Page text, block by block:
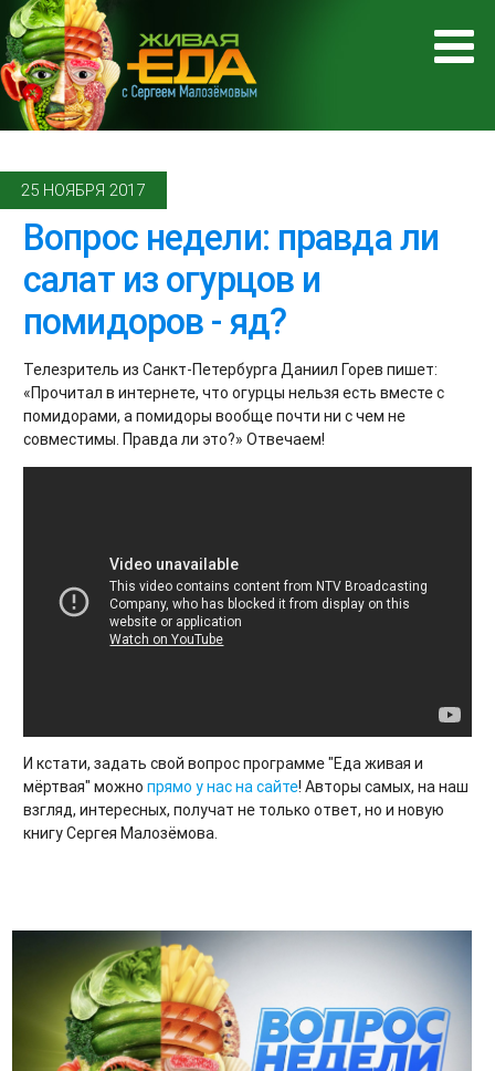
25 НОЯБРЯ 2017
Вопрос недели: правда ли
салат из огурцов и
помидоров - яд?
Телезритель из Санкт-Петербурга Даниил Горев пишет:
«Прочитал в интернете, что огурцы нельзя есть вместе с
помидорами, а помидоры вообще почти ни с чем не
совместимы. Правда ли это?» Отвечаем!
И кстати, задать свой вопрос программе "Еда живая и
мёртвая" можно прямо у нас на сайте! Авторы самых, на наш
взгляд, интересных, получат не только ответ, но и новую
книгу Сергея Малозёмова.